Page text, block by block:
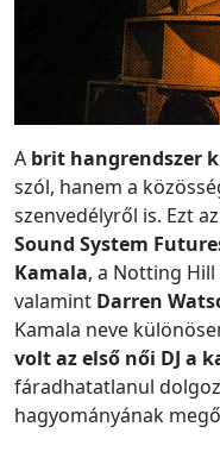
A brit hangrendszer
szól, hanem a
szenvedélyről is. Ezt
Sound System
Kamala, a Notting
valamint Darren
Kamala neve
volt az első női DJ a
fáradhatatlanul
hagyományának